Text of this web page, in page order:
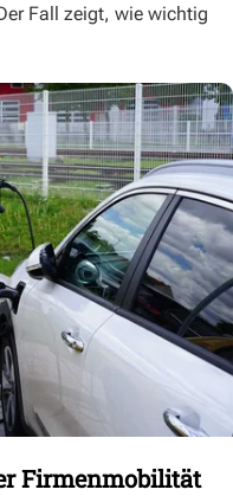
Fall zeigt, wie wichtig
Firmenmobilität